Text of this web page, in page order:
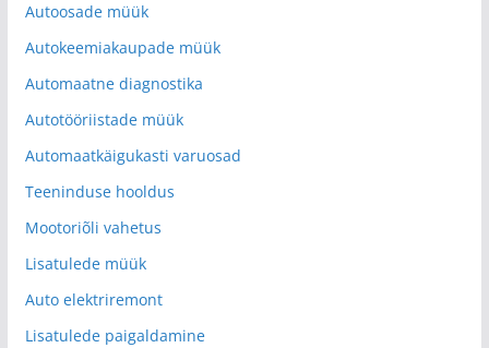
Autoosade müük
Autokeemiakaupade müük
Automaatne diagnostika
Autotööriistade müük
Automaatkäigukasti varuosad
Teeninduse hooldus
Mootoriõli vahetus
Lisatulede müük
Auto elektriremont
Lisatulede paigaldamine